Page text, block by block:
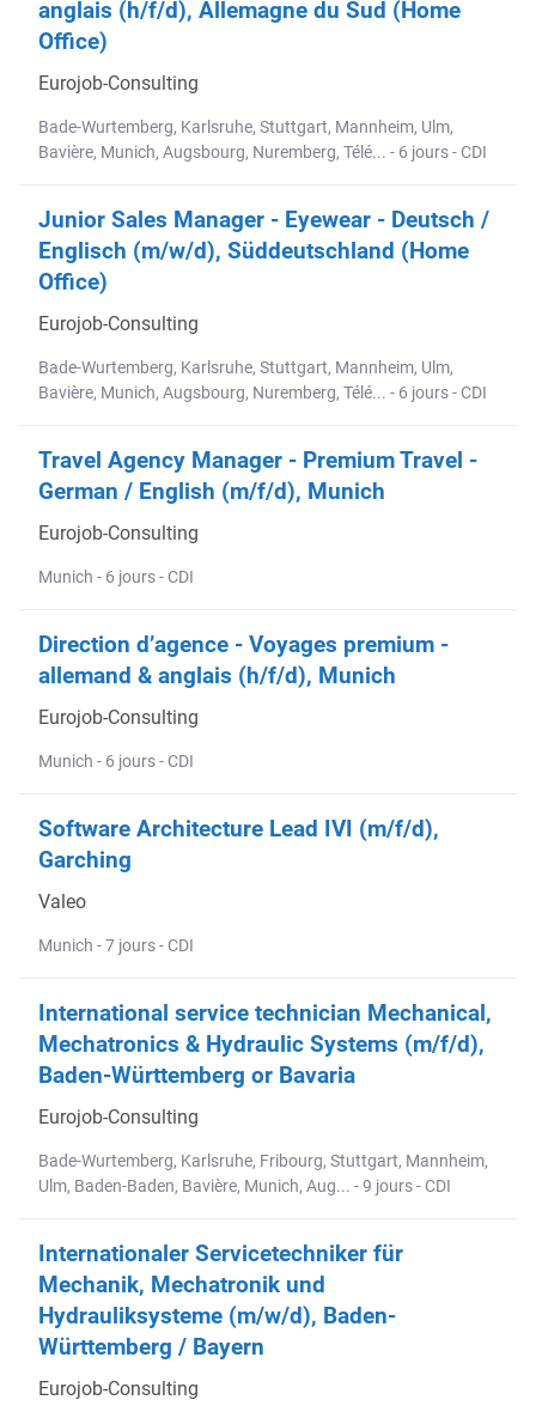
anglais (h/f/d), Allemagne du Sud (Home
Office)
Eurojob-Consulting
Bade-Wurtemberg, Karlsruhe, Stuttgart, Mannheim, Ulm,
Bavière, Munich, Augsbourg, Nuremberg, Télé... - 6 jours - CDI
Junior Sales Manager - Eyewear - Deutsch /
Englisch (m/w/d), Süddeutschland (Home
Office)
Eurojob-Consulting
Bade-Wurtemberg, Karlsruhe, Stuttgart, Mannheim, Ulm,
Bavière, Munich, Augsbourg, Nuremberg, Télé... - 6 jours - CDI
Travel Agency Manager - Premium Travel -
German / English (m/f/d), Munich
Eurojob-Consulting
Munich - 6 jours - CDI
Direction d’agence - Voyages premium -
allemand & anglais (h/f/d), Munich
Eurojob-Consulting
Munich - 6 jours - CDI
Software Architecture Lead IVI (m/f/d),
Garching
Valeo
Munich - 7 jours - CDI
International service technician Mechanical,
Mechatronics & Hydraulic Systems (m/f/d),
Baden-Württemberg or Bavaria
Eurojob-Consulting
Bade-Wurtemberg, Karlsruhe, Fribourg, Stuttgart, Mannheim,
Ulm, Baden-Baden, Bavière, Munich, Aug... - 9 jours - CDI
Internationaler Servicetechniker für
Mechanik, Mechatronik und
Hydrauliksysteme (m/w/d), Baden-
Württemberg / Bayern
Eurojob-Consulting